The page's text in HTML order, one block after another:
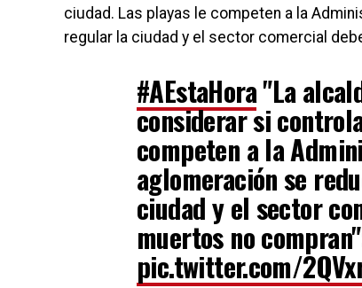
ciudad. Las playas le competen a la
regular la ciudad y el sector comercial
#AEstaHora"La
considerar si
competen a la
aglomeración se
ciudad y el sector
muertos no
pic.twitter.com/